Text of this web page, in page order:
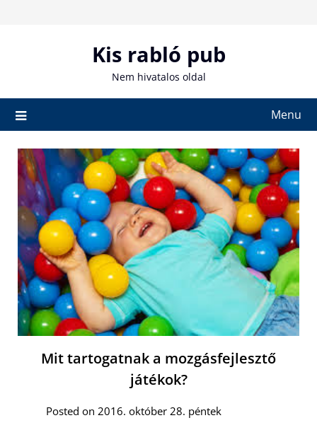
Kis rabló pub
Nem hivatalos oldal
Menu
Mit tartogatnak a mozgásfejlesztő
játékok?
Posted on 2016. október 28. péntek